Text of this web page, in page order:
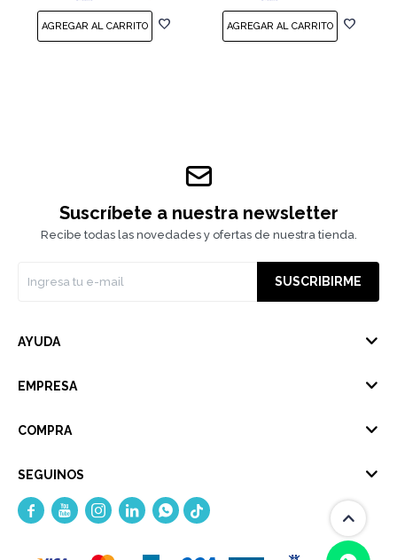
Suscríbete a nuestra newsletter
Recibe todas las novedades y ofertas de nuestra tienda.
SUSCRIBIRME
AYUDA
EMPRESA
COMPRA
SEGUINOS
    